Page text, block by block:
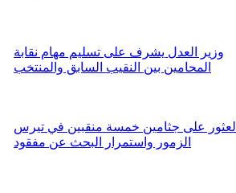
وزير العدل يشرف على تسليم مهام نقابة
المحامين بين النقيب السابق والمنتخب
العثور على جثامين خمسة منقبين في تيرس
الزمور واستمرار البحث عن مفقود